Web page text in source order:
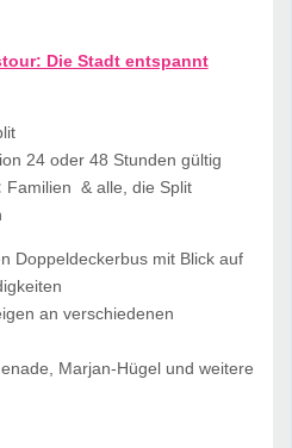
Die Stadt entspannt
24 oder 48 Stunden gültig
Familien & alle, die Split
Doppeldeckerbus mit Blick auf
an verschiedenen
Marjan-Hügel und weitere